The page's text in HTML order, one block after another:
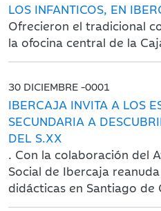
LOS INFANTICOS, EN
Ofrecieron el tradicional
la ofocina central de la
30 DICIEMBRE -0001
IBERCAJA INVITA A LOS
SECUNDARIA A
DEL S.XX
. Con la colaboración del
Social de Ibercaja
didácticas en Santiago de